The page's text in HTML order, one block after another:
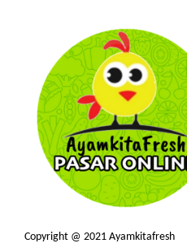
Copyright @ 2021 Ayamkitafresh